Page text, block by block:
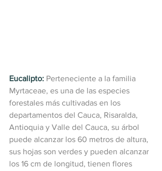
Eucalipto: Perteneciente a la familia
Myrtaceae, es una de las especies
forestales más cultivadas en los
departamentos del Cauca, Risaralda,
Antioquia y Valle del Cauca, su árbol
puede alcanzar los 60 metros de altura,
sus hojas son verdes y pueden alcanzar
los 16 cm de longitud, tienen flores